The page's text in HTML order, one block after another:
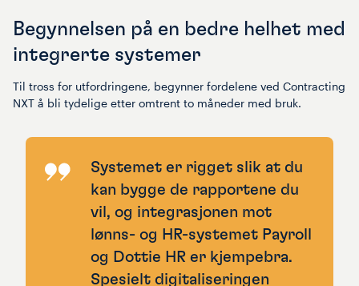
Begynnelsen på en bedre helhet med
integrerte systemer
Til tross for utfordringene, begynner fordelene ved Contracting
NXT å bli tydelige etter omtrent to måneder med bruk.
Systemet er rigget slik at du
kan bygge de rapportene du
vil, og integrasjonen mot
lønns- og HR-systemet Payroll
og Dottie HR er kjempebra.
Spesielt digitaliseringen